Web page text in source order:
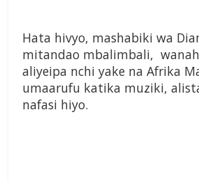
Hata hivyo, mashabiki wa
mitandao mbalimbali,
aliyeipa nchi yake na Afrika
umaarufu katika muziki,
nafasi hiyo.